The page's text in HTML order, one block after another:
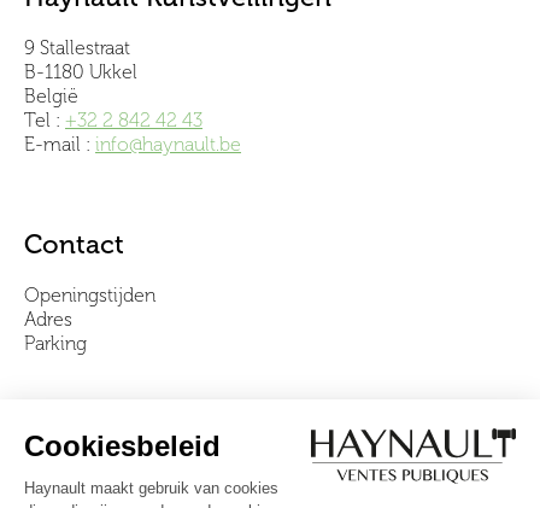
9 Stallestraat
B-1180 Ukkel
België
Tel : +32 2 842 42 43
E-mail : info@haynault.be
Contact
Openingstijden
Adres
Parking
Over ons
Ons team